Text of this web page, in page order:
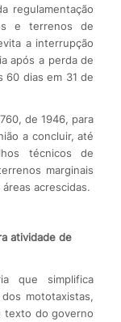
regulamentação
e terrenos de
a interrupção
após a perda de
60 dias em 31 de
de 1946, para
a concluir, até
técnicos de
marginais
acrescidas.
atividade de
que simplifica
mototaxistas,
texto do governo